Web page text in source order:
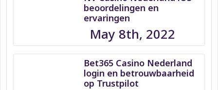
beoordelingen en
ervaringen
May 8th, 2022
Bet365 Casino Nederland
login en betrouwbaarheid
op Trustpilot